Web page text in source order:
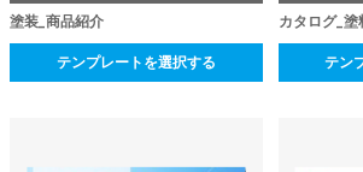
塗装_商品紹介
テンプレートを選択する
カタログ_塗
テン